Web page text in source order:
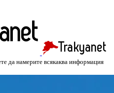
да намерите всякаква информация